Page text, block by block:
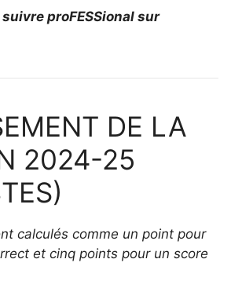
proFESSional sur
DE LA
2024-25
calculés comme un point pour
et cinq points pour un score